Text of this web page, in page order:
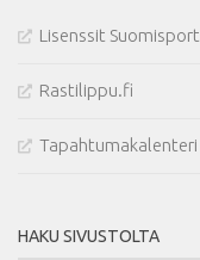
Lisenssit Suomisport
Rastilippu.fi
Tapahtumakalenteri
HAKU SIVUSTOLTA